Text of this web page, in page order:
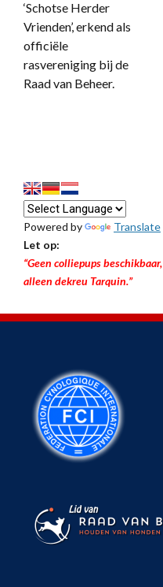
‘Schotse Herder
Vrienden’, erkend als
officiële
rasvereniging bij de
Raad van Beheer.
Powered by
Translate
Let op:
“Geen colliepups beschikbaar,
alleen dekreu Tarquin.”